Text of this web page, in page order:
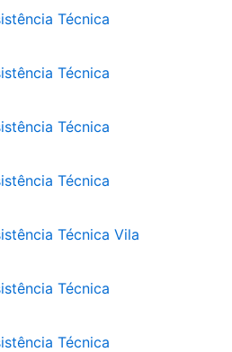
Técnica
Técnica
Técnica
Técnica
Técnica Vila
Técnica
Técnica